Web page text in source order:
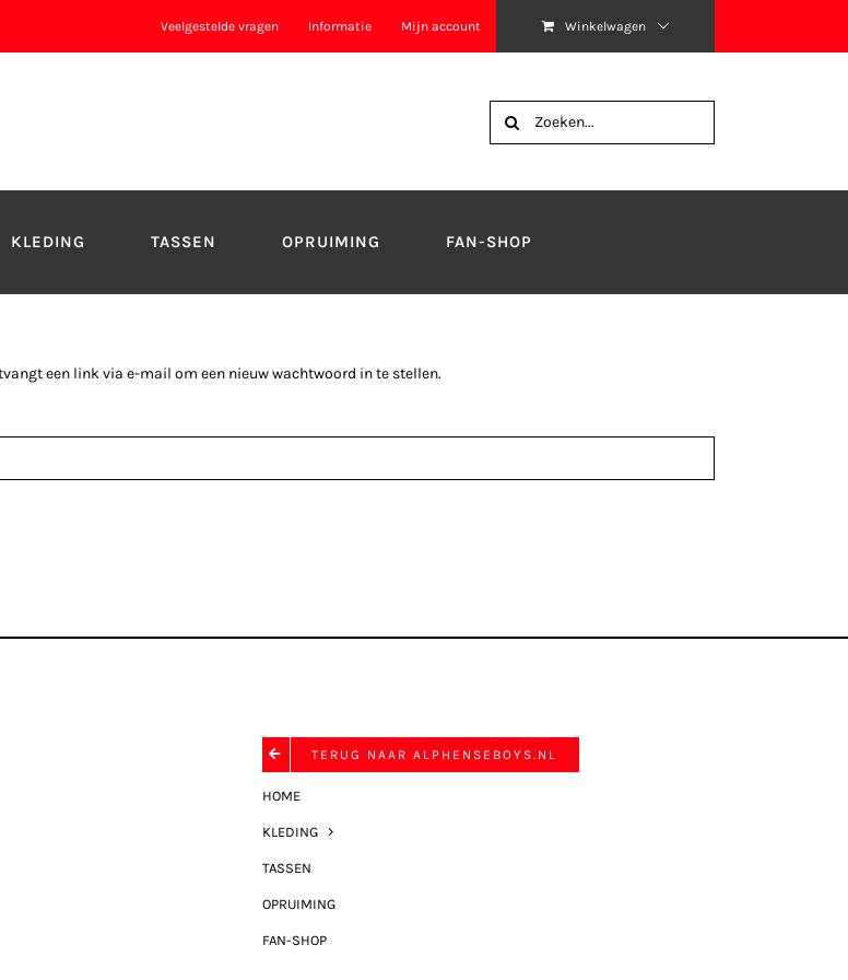
Veelgestelde vragen Informatie Mijn account Winkelwagen
Zoeken
naar:
KLEDING TASSEN OPRUIMING FAN-SHOP
een link via e-mail om een nieuw wachtwoord in te stellen.
TERUG NAAR ALPHENSEBOYS.NL
HOME
KLEDING
TASSEN
OPRUIMING
FAN-SHOP